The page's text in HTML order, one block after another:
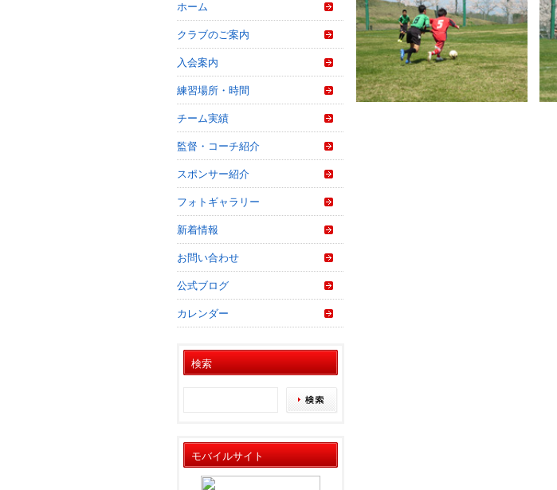
ホーム
クラブのご案内
入会案内
練習場所・時間
チーム実績
監督・コーチ紹介
スポンサー紹介
フォトギャラリー
新着情報
お問い合わせ
公式ブログ
カレンダー
検索
モバイルサイト